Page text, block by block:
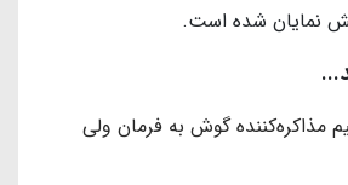
نمایان شده است.
مذاکره‌کننده گوش به فرمان ولی